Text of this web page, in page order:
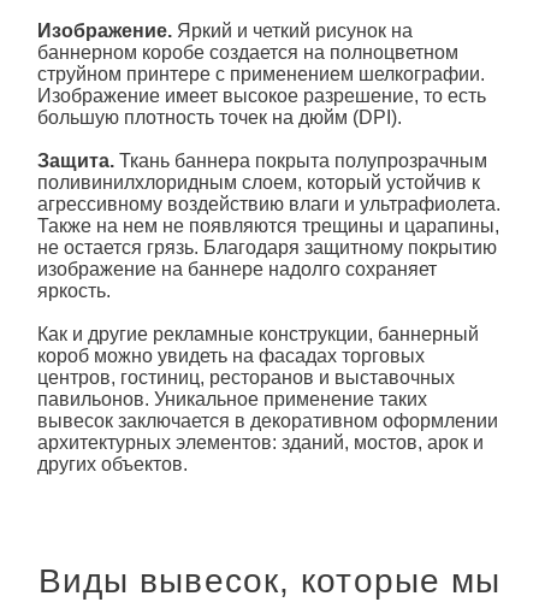
Изображение. Яркий и четкий рисунок на
баннерном коробе создается на полноцветном
струйном принтере с применением шелкографии.
Изображение имеет высокое разрешение, то есть
большую плотность точек на дюйм (DPI).
Защита. Ткань баннера покрыта полупрозрачным
поливинилхлоридным слоем, который устойчив к
агрессивному воздействию влаги и ультрафиолета.
Также на нем не появляются трещины и царапины,
не остается грязь. Благодаря защитному покрытию
изображение на баннере надолго сохраняет
яркость.
Как и другие рекламные конструкции, баннерный
короб можно увидеть на фасадах торговых
центров, гостиниц, ресторанов и выставочных
павильонов. Уникальное применение таких
вывесок заключается в декоративном оформлении
архитектурных элементов: зданий, мостов, арок и
других объектов.
Виды вывесок, которые мы